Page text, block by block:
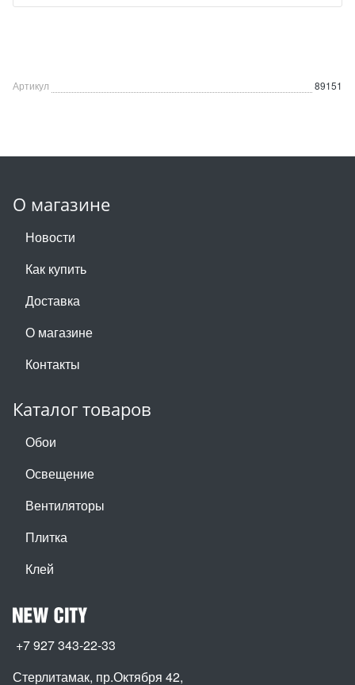
Артикул 89151
О магазине
Новости
Как купить
Доставка
О магазине
Контакты
Каталог товаров
Обои
Освещение
Вентиляторы
Плитка
Клей
+7 927 343-22-33
Стерлитамак, пр.Октября 42,